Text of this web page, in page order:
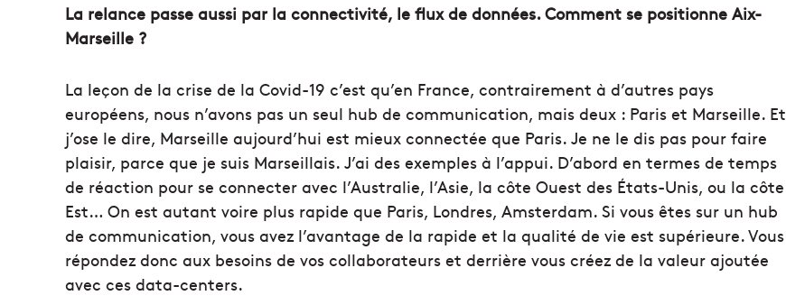
La relance passe aussi par la connectivité, le flux de données. Comment se positionne Aix-
Marseille ?
La leçon de la crise de la Covid-19 c’est qu’en France, contrairement à d’autres pays
européens, nous n’avons pas un seul hub de communication, mais deux : Paris et Marseille. Et
j’ose le dire, Marseille aujourd’hui est mieux connectée que Paris. Je ne le dis pas pour faire
plaisir, parce que je suis Marseillais. J’ai des exemples à l’appui. D’abord en termes de temps
de réaction pour se connecter avec l’Australie, l’Asie, la côte Ouest des États-Unis, ou la côte
Est… On est autant voire plus rapide que Paris, Londres, Amsterdam. Si vous êtes sur un hub
de communication, vous avez l’avantage de la rapide et la qualité de vie est supérieure. Vous
répondez donc aux besoins de vos collaborateurs et derrière vous créez de la valeur ajoutée
avec ces data-centers.